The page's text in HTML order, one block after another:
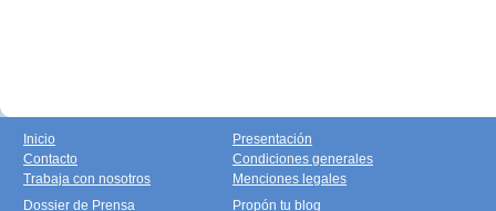
Inicio
Contacto
Trabaja con nosotros
Presentación
Condiciones generales
Menciones legales
Dossier de Prensa
Propón tu blog